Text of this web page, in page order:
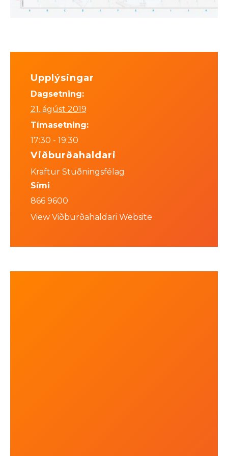
Upplýsingar
Dagsetning:
21. ágúst 2019
Tímasetning:
17:30 - 19:30
Viðburðahaldari
Kraftur Stuðningsfélag
Sími
866 9600
View Viðburðahaldari Website